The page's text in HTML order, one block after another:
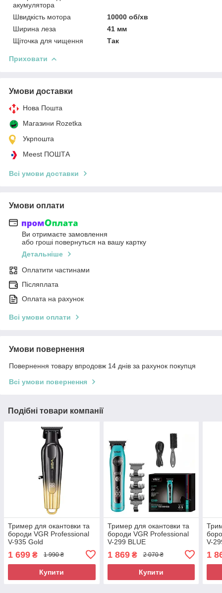
акумулятора
Швидкість мотора
10000 об/хв
Ширина леза
41 мм
Щіточка для чищення
Так
Приховати
Умови доставки
Нова Пошта
Магазини Rozetka
Укрпошта
Meest ПОШТА
Всі умови доставки
Умови оплати
Ви отримаєте замовлення
або гроші повернуться на вашу картку
Детальніше
Оплатити частинами
Післяплата
Оплата на рахунок
Всі умови оплати
Умови повернення
Повернення товару впродовж 14 днів за рахунок покупця
Всі умови повернення
Подібні товари компанії
Тример для окантовки та
бороди VGR Professional
V-935 Gold
1 699 ₴ 1 990 ₴
Купити
Тример для окантовки та
бороди VGR Professional
V-299 BLUE
1 869₴ 2 070 ₴
Купити
V-
1